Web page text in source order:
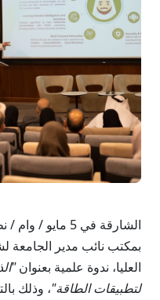
الشارقة في 5
بمكتب نائب مدير الجامعة
العليا، ندوة علمية بعنوان
لتطبيقات الطاقة"، وذلك